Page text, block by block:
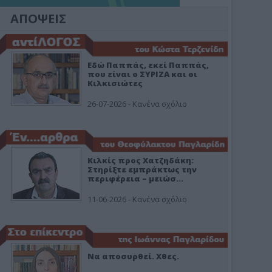
ΑΠΟΨΕΙΣ
Εδώ Παππάς, εκεί Παππάς,
που είναι ο ΣΥΡΙΖΑ και οι
Κιλκισιώτες
26-07-2026 - Κανένα σχόλιο
Κιλκίς προς Χατζηδάκη:
Στηρίξτε εμπράκτως την
περιφέρεια – μειώσ…
11-06-2026 - Κανένα σχόλιο
Να αποσυρθεί. Χθες.